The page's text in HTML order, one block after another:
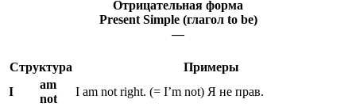
Отрицательная форма
Present Simple (глагол to be)
—
Структура
Примеры
I
am
not
I am not right. (= I’m not) Я не прав.